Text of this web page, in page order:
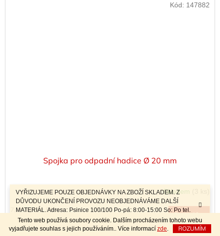
Tento web používá soubory cookie. Dalším procházením tohoto webu
vyjadřujete souhlas s jejich používáním.. Více informací zde ROZUMÍM
VYŘIZUJEME POUZE OBJEDNÁVKY NA ZBOŽÍ SKLADEM. Z
DŮVODU UKONČENÍ PROVOZU NEOBJEDNÁVÁME DALŠÍ
MATERIÁL. Adresa: Psinice 100/100 Po-pá: 8:00-15:00 So: Po tel.
dohodě Sobotní prodej a závozy materiálu po telefonické dohodě.
Spojka pro odpadní hadice Ø 20 mm
Skladem
7,44 Kč bez DPH
9 Kč/ ks
Do košíku
Kód: 147882